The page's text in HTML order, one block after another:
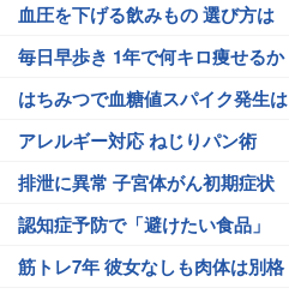
血圧を下げる飲みもの 選び方は
毎日早歩き 1年で何キロ痩せるか
はちみつで血糖値スパイク発生は
アレルギー対応 ねじりパン術
排泄に異常 子宮体がん初期症状
認知症予防で「避けたい食品」
筋トレ7年 彼女なしも肉体は別格